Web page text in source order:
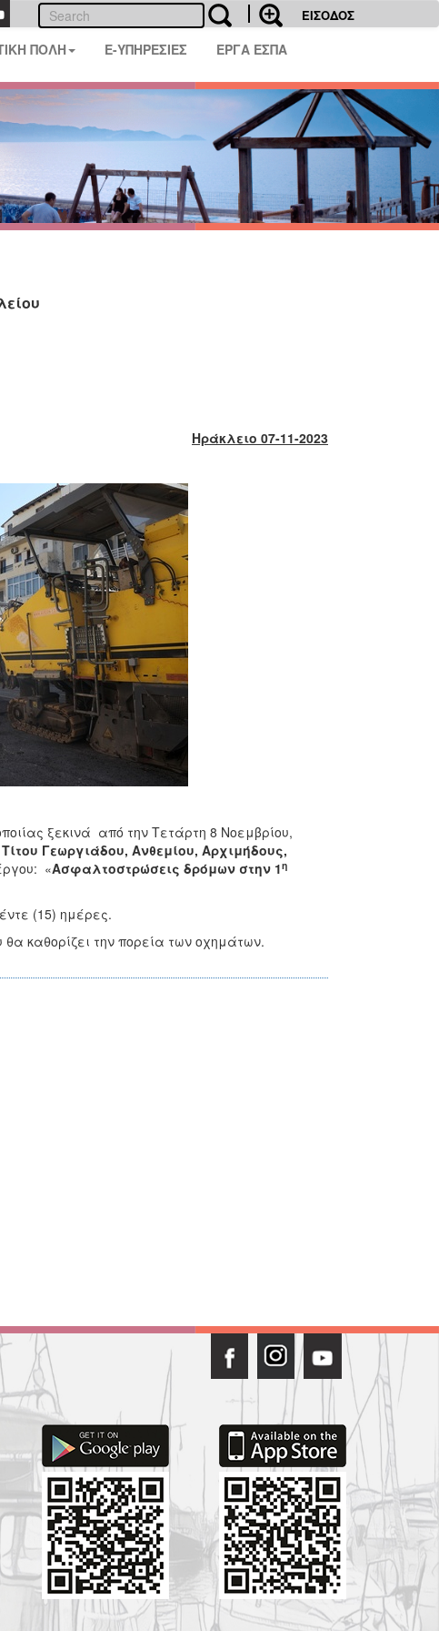
ΕΙΣΟΔΟΣ
ΠΟΛΗ E-ΥΠΗΡΕΣΙΕΣ ΕΡΓΑ ΕΣΠΑ
Ηράκλειο 07-11-2023
ξεκινά από την Τετάρτη 8 Νοεμβρίου,
Τίτου Γεωργιάδου, Ανθεμίου, Αρχιμήδους,
«Ασφαλτοστρώσεις δρόμων στην 1η
(15) ημέρες.
καθορίζει την πορεία των οχημάτων.